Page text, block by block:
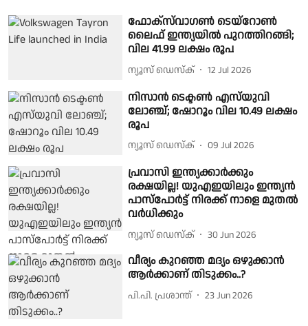
ഫോക്‌സ്‌വാഗൺ ടെയ്‌റോൺ
ലൈഫ് ഇന്ത്യയിൽ പുറത്തിറങ്ങി;
വില 41.99 ലക്ഷം രൂപ
ന്യൂസ് ഡെസ്ക് 12 Jul 2026
നിസാൻ ടെക്ടൺ എസ്‌യുവി
ലോഞ്ച്; ഷോറൂം വില 10.49 ലക്ഷം
രൂപ
ന്യൂസ് ഡെസ്ക് 09 Jul 2026
പ്രവാസി ഇന്ത്യക്കാർക്കും
രക്ഷയില്ല! യുഎഇയിലും ഇന്ത്യന്‍
പാസ്‌പോര്‍ട്ട് നിരക്ക് നാളെ മുതല്‍
വര്‍ധിക്കും
ന്യൂസ് ഡെസ്ക് 30 Jun 2026
വീര്യം കുറഞ്ഞ മദ്യം ഒഴുക്കാന്‍
ആര്‍ക്കാണ് തിടുക്കം..?
പി.പി. പ്രശാന്ത് 23 Jun 2026